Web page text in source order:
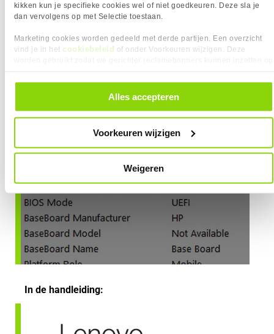
kikken kun je specifieke cookies wel of niet goedkeuren. Deze sla je
dan vervolgens op met Selectie toestaan.
Marketing cookies worden gedeeld met derde partijen. Een overzicht
vind je in het cookiebeleid of onder Voorkeuren wijzigen. Deze
alle cookies. Je kunt je gegeven toestemming altijd intrekken, dit doe je
door in de footer van onze website te klikken op ‘Cookievoorkeuren’
Alles accepteren
Voorkeuren wijzigen
Weigeren
In de system information:
In de handleiding: